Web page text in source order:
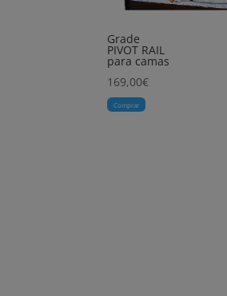
Grade
PIVOT RAIL
para camas
169,00€
Comprar